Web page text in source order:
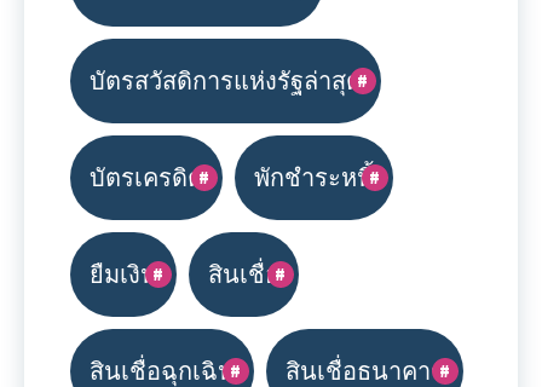
บัตรสวัสดิการแห่งรัฐล่าสุด
บัตรเครดิต พักชำระหนี้
ยืมเงิน สินเชื่อ
สินเชื่อฉุกเฉิน สินเชื่อธนาคาร